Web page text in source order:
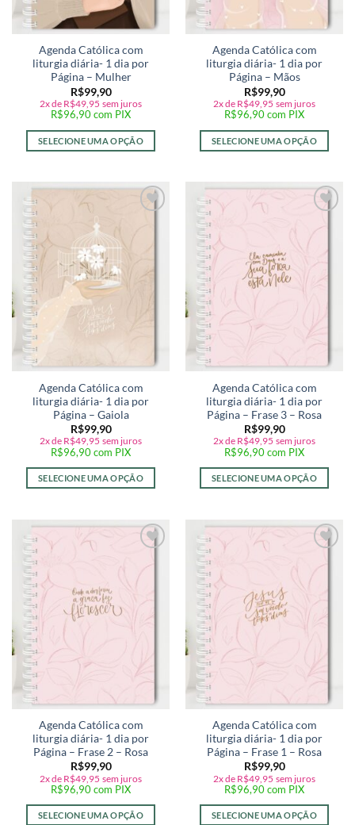
Agenda Católica com
liturgia diária- 1 dia por
Página – Mulher
R$99,90
2x de R$49,95 sem juros
R$96,90com PIX
SELECIONE UMA OPÇÃO
Agenda Católica com
liturgia diária- 1 dia por
Página – Mãos
R$99,90
2x de R$49,95 sem juros
R$96,90com PIX
SELECIONE UMA OPÇÃO
Agenda Católica com
liturgia diária- 1 dia por
Página – Gaiola
R$99,90
2x de R$49,95 sem juros
R$96,90com PIX
SELECIONE UMA OPÇÃO
desejos
Agenda Católica com
liturgia diária- 1 dia por
Página – Frase 3 – Rosa
R$99,90
2x de R$49,95 sem juros
R$96,90com PIX
SELECIONE UMA OPÇÃO
a lista de
desejos
Agenda Católica com
liturgia diária- 1 dia por
Página – Frase 2 – Rosa
R$99,90
2x de R$49,95 sem juros
R$96,90com PIX
SELECIONE UMA OPÇÃO
a lista de
desejos
Agenda Católica com
liturgia diária- 1 dia por
Página – Frase 1 – Rosa
R$99,90
2x de R$49,95 sem juros
R$96,90com PIX
SELECIONE UMA OPÇÃO